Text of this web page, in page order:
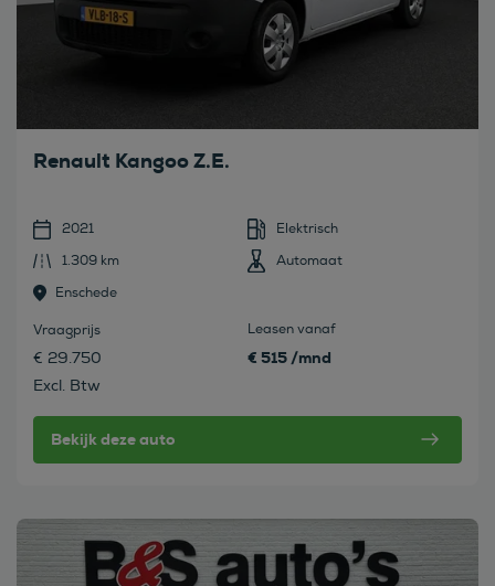
Renault Kangoo Z.E.
2021
Elektrisch
1.309 km
Automaat
Enschede
Vraagprijs
€ 29.750
Excl. Btw
Leasen vanaf
€ 515 /mnd
Bekijk deze auto
Bekijk deze auto